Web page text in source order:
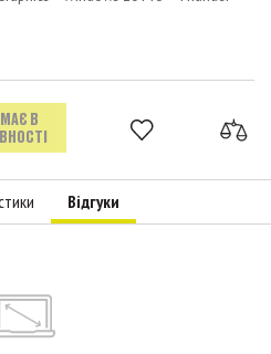
В
Відгуки